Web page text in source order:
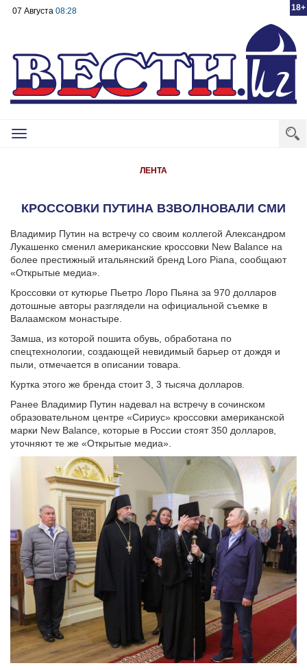
18+
07 Августа 08:28
Toggle
ЛЕНТА
КРОССОВКИ ПУТИНА ВЗВОЛНОВАЛИ СМИ
Владимир Путин на встречу со своим коллегой Александром
Лукашенко сменил американские кроссовки New Balance на
более престижный итальянский бренд Loro Piana, сообщают
«Открытые медиа».
Кроссовки от кутюрье Пьетро Лоро Пьяна за 970 долларов
дотошные авторы разглядели на официальной съемке в
Валаамском монастыре.
Замша, из которой пошита обувь, обработана по
спецтехнологии, создающей невидимый барьер от дождя и
пыли, отмечается в описании товара.
Куртка этого же бренда стоит 3, 3 тысяча долларов.
Ранее Владимир Путин надевал на встречу в сочинском
образовательном центре «Сириус» кроссовки американской
марки New Balancе, которые в России стоят 350 долларов,
уточняют те же «Открытые медиа».